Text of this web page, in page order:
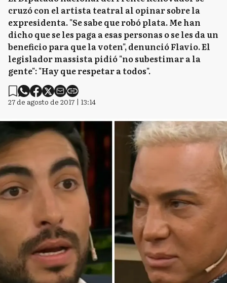
cruzó con el artista teatral al opinar sobre la
expresidenta. "Se sabe que robó plata. Me han
dicho que se les paga a esas personas o se les da un
beneficio para que la voten", denunció Flavio. El
legislador massista pidió "no subestimar a la
gente": "Hay que respetar a todos".
27 de agosto de 2017 | 13:14